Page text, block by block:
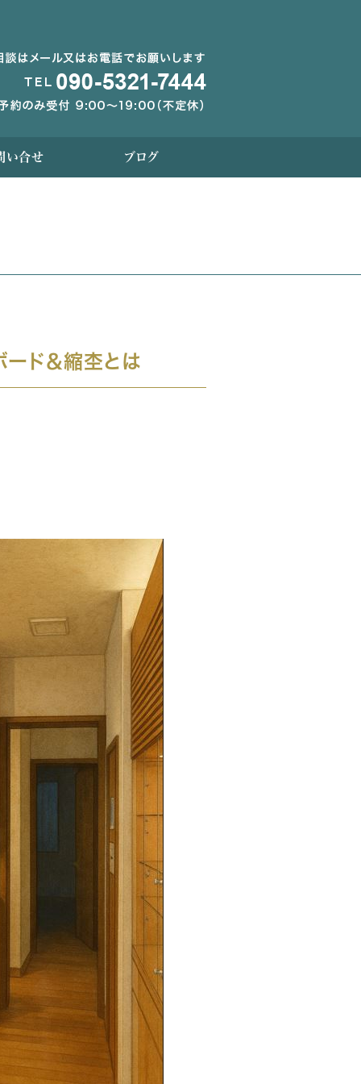
い合せ ブログ
ード＆縮杢とは